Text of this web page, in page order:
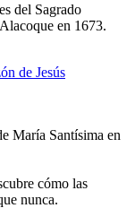
del Sagrado
en 1673.
María Santísima en
cómo las
nunca.